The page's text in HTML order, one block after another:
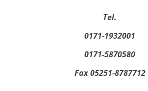
Tel.
0171-1932001
0171-5870580
Fax 05251-8787712